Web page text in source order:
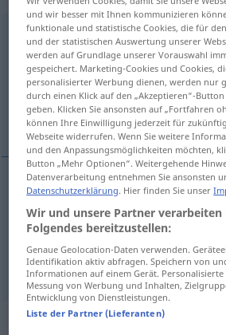
Erkundigungf <Erkundigung;
Übersicht aller Übersetzungen
(Für mehr Details die Übersetzung
información, informe
Erkundigung
informe
Synonyme für
und wir besser mit Ihnen kommunizieren
funktionale und statistische Cookies, die für
und der statistischen Auswertung unserer
werden auf Grundlage unserer Vorauswahl
gespeichert. Marketing-Cookies und Cookies,
personalisierter Werbung dienen, werden nur
durch einen Klick auf den „Akzeptieren“-
geben. Klicken Sie ansonsten auf „Fortfahren
können Ihre Einwilligung jederzeit für
Webseite widerrufen. Wenn Sie weitere
und den Anpassungsmöglichkeiten möchten,
Button „Mehr Optionen“. Weitergehende
Datenverarbeitung entnehmen Sie ansonsten
Datenschutzerklärung. Hier finden Sie unser
Wir und unsere Partner verarbeiten
Folgendes bereitzustellen:
Genaue Geolocation-Daten verwenden.
Identifikation aktiv abfragen. Speichern von
Informationen auf einem Gerät.
Messung von Werbung und Inhalten,
Entwicklung von Dienstleistungen.
Liste der Partner (Lieferanten)